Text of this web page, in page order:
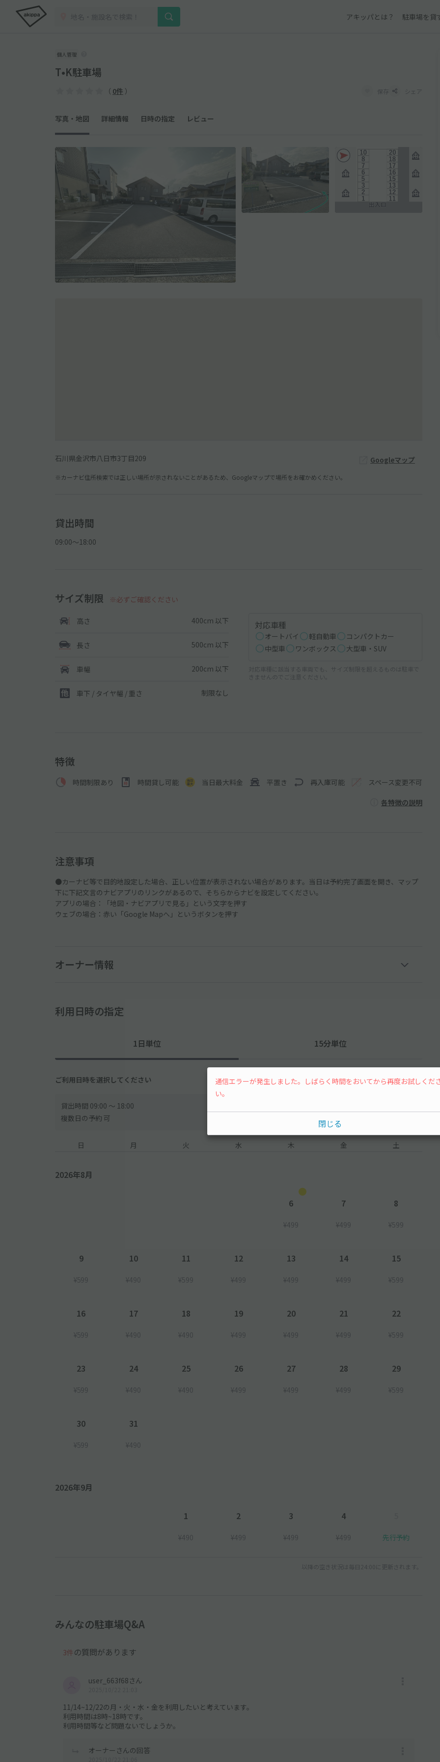
アキッパとは？ 駐車場を貸
個人管理
T•K駐車場
（ 0件 ） 保存 シェア
写真・地図 詳細情報 日時の指定 レビュー
石川県金沢市八日市3丁目209 Googleマップ
※カーナビ住所検索では正しい場所が示されないことがあるため、Googleマップで場所をお確かめください。
貸出時間
09:00〜18:00
サイズ制限 ※必ずご確認ください
高さ 400cm 以下
長さ 500cm 以下
車幅 200cm 以下
車下 / タイヤ幅 / 重さ 制限なし
対応車種
オートバイ 軽自動車
コンパクトカー
中型車
ワンボックス 大型車・SUV
対応車種に該当する車両でも、サイズ制限を超えるものは駐車で
きませんのでご注意ください。
特徴
時間制限あり 時間貸し可能 当日最大料金 平置き 再入庫可能 スペース変更不可
各特徴の説明
注意事項
●カーナビ等で目的地設定した場合、正しい位置が表示されない場合があります。当日は予約完了画面を開き、マップ
下に下記文言のナビアプリのリンクがあるので、そちらからナビを設定してください。
アプリの場合：「地図・ナビアプリで見る」という文字を押す
ウェブの場合：赤い「Google Mapへ」というボタンを押す
オーナー情報
利用日時の指定
1日単位 15分単位
ご利用日時を選択してください
貸出時間 09:00 〜 18:00
複数日の予約 可
日 月 火 水 木 金 土
2026年8月
6
¥499
7
¥499
8
¥599
9
¥599
10
¥490
11
¥599
12
¥499
13
¥499
14
¥499
15
¥599
16
¥599
17
¥490
18
¥490
19
¥499
20
¥499
21
¥499
22
¥599
23
¥599
24
¥490
25
¥490
26
¥499
27
¥499
28
¥499
29
¥599
30
¥599
31
¥490
2026年9月
1
¥490
2
¥499
3
¥499
4
¥499 先行予約
以降の空き状況は毎日24:00に更新されます。
みんなの駐車場Q&A
3件の質問があります
user_663f68さん
11/14~12/22の月・火・水・金を利用したいと考えています。
利用時間は8時~18時です。
利用時間等など問題ないでしょうか。
オーナーさんの回答
通信エラーが発生しました。しばらく時間をおいてから再度お試しくだ
い。
閉じる